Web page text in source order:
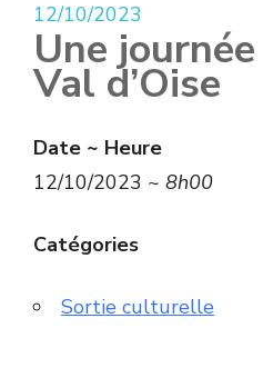
12/10/2023
Une
Val d’Oise
Date ~ Heure
12/10/2023 ~ 8h00
Catégories
Sortie culturelle